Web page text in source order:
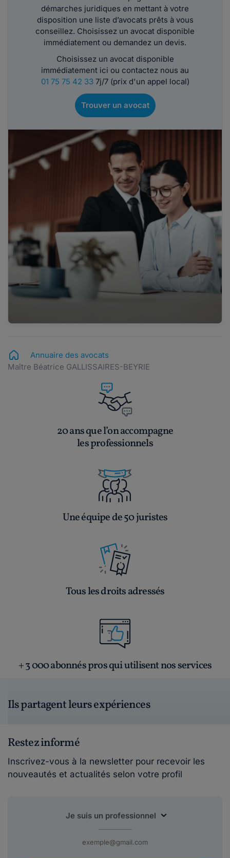
démarches juridiques en mettant à votre
disposition une liste d’avocats prêts à vous
conseillez. Choisissez un avocat disponible
immédiatement ou demandez un devis.
Choisissez un avocat disponible
immédiatement ici ou contactez nous au
01 75 75 42 337j/7 (prix d'un appel local)
Trouver un avocat
Annuaire des avocats
Maître Béatrice GALLISSAIRES-BEYRIE
20 ans que l’on accompagne
les professionnels
Une équipe de 50 juristes
Tous les droits adressés
+ 3 000 abonnés pros qui utilisent nos services
Ils partagent leurs expériences
Restez informé
Inscrivez-vous à la newsletter pour recevoir les
nouveautés et actualités selon votre profil